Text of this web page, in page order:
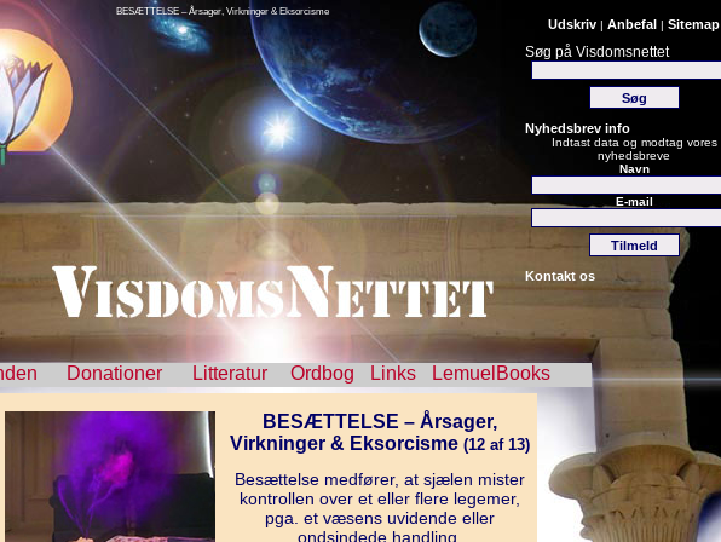
Udskriv | Anbefal | Sitemap
Søg på Visdomsnettet
Nyhedsbrev info
Indtast data og modtag vores
nyhedsbreve
Navn
E-mail
Kontakt os
BESÆTTELSE – Årsager, Virkninger & Eksorcisme
Donationer Litteratur Ordbog Links LemuelBooks
BESÆTTELSE – Årsager,
Virkninger & Eksorcisme (12 af 13)
Besættelse medfører, at sjælen mister
kontrollen over et eller flere legemer,
pga. et væsens uvidende eller
ondsindede handling.